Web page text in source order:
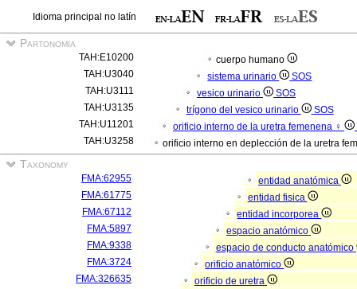
Idioma principal no latín
Partonomia
TAH:E10200
cuerpo humano
TAH:U3040
sistema urinario
SOS
TAH:U3111
vesico urinario
SOS
TAH:U3135
trígono del vesico urinario
SOS
TAH:U11201
orificio interno de la uretra femenena ♀
TAH:U3258
orificio interno en deplección de la uretra
Taxonomy
FMA:62955
entidad anatómica
FMA:61775
entidad fisica
FMA:67112
entidad incorporea
FMA:5897
espacio anatómico
FMA:9338
espacio de conducto anatómico
FMA:3724
orificio anatómico
FMA:326635
orificio de uretra